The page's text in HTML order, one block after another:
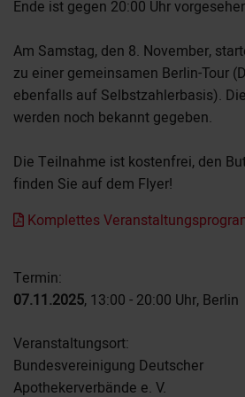
Ende ist gegen 20:00 Uhr
Am Samstag, den 8. November,
zu einer gemeinsamen Berlin-Tour
ebenfalls auf Selbstzahlerbasis).
werden noch bekannt gegeben.
Die Teilnahme ist kostenfrei, den
finden Sie auf dem Flyer!
Komplettes
Termin:
07.11.2025, 13:00 - 20:00 Uhr, Berlin
Veranstaltungsort:
Bundesvereinigung Deutscher
Apothekerverbände e. V.